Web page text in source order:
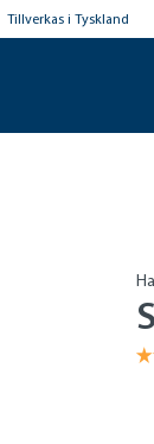
Tillverkas i Tyskland